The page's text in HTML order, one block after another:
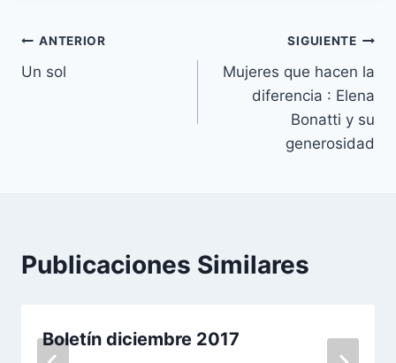
Navegación
de
ANTERIOR
Un sol
SIGUIENTE
Mujeres que hacen la
diferencia : Elena
Bonatti y su
generosidad
Publicaciones Similares
Boletín diciembre 2017